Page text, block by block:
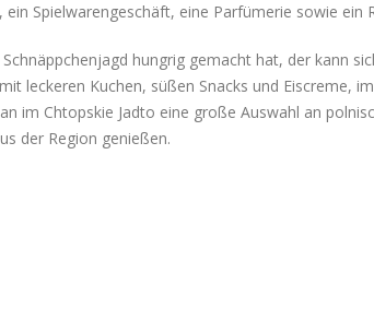
Spielwarengeschäft, eine Parfümerie sowie ein
hungrig gemacht hat, der kann
leckeren Kuchen, süßen Snacks und Eiscreme,
im Chtopskie Jadto eine große Auswahl an
der Region genießen.